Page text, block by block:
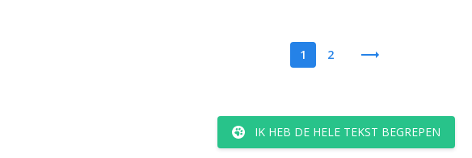
1 2
IK HEB DE HELE TEKST BEGREPEN